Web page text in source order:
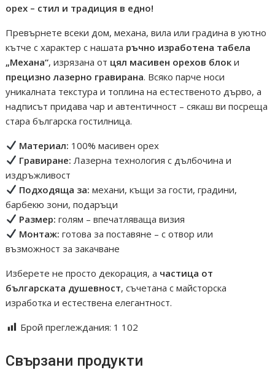
орех – стил и традиция в едно!
Превърнете всеки дом, механа, вила или градина в уютно
кътче с характер с нашата ръчно изработена табела
„Механа“, изрязана от цял масивен орехов блок и
прецизно лазерно гравирана. Всяко парче носи
уникалната текстура и топлина на естественото дърво, а
надписът придава чар и автентичност – сякаш ви посреща
стара българска гостилница.
Материал: 100% масивен орех
Гравиране: Лазерна технология с дълбочина и
издръжливост
Подходяща за: механи, къщи за гости, градини,
барбекю зони, подаръци
Размер: голям – впечатляваща визия
Монтаж: готова за поставяне – с отвор или
възможност за закачване
Изберете не просто декорация, а частица от
българската душевност, съчетана с майсторска
изработка и естествена елегантност.
Брой преглеждания: 1 102
Свързани продукти